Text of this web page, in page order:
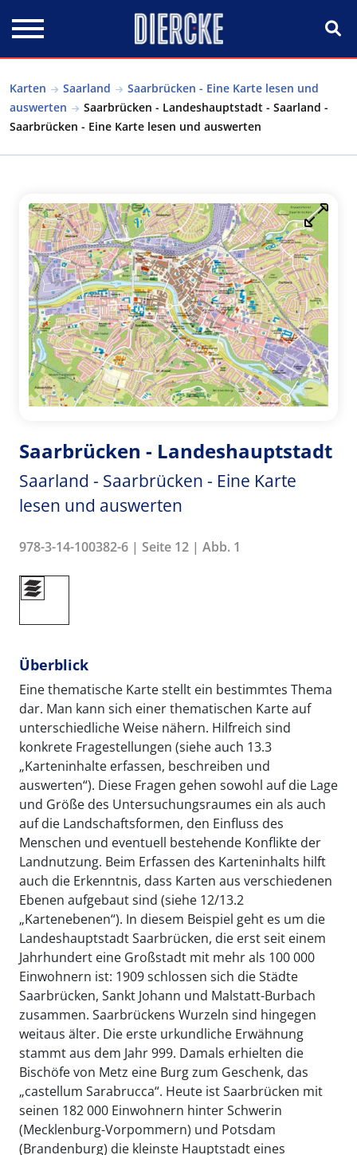
Karten Saarland
Saarbrücken - Eine Karte lesen und
auswerten
Saarbrücken - Landeshauptstadt - Saarland -
Saarbrücken - Eine Karte lesen und auswerten
Saarbrücken - Landeshauptstadt
Saarland - Saarbrücken - Eine Karte
lesen und auswerten
978-3-14-100382-6 | Seite 12 | Abb. 1
Überblick
Eine thematische Karte stellt ein bestimmtes Thema
dar. Man kann sich einer thematischen Karte auf
unterschiedliche Weise nähern. Hilfreich sind
konkrete Fragestellungen (siehe auch 13.3
„Karteninhalte erfassen, beschreiben und
auswerten“). Diese Fragen gehen sowohl auf die Lage
und Größe des Untersuchungsraumes ein als auch
auf die Landschaftsformen, den Einfluss des
Menschen und eventuell bestehende Konflikte der
Landnutzung. Beim Erfassen des Karteninhalts hilft
auch die Erkenntnis, dass Karten aus verschiedenen
Ebenen aufgebaut sind (siehe 12/13.2
„Kartenebenen“). In diesem Beispiel geht es um die
Landeshauptstadt Saarbrücken, die erst seit einem
Jahrhundert eine Großstadt mit mehr als 100 000
Einwohnern ist: 1909 schlossen sich die Städte
Saarbrücken, Sankt Johann und Malstatt-Burbach
zusammen. Saarbrückens Wurzeln sind hingegen
weitaus älter. Die erste urkundliche Erwähnung
stammt aus dem Jahr 999. Damals erhielten die
Bischöfe von Metz eine Burg zum Geschenk, das
„castellum Sarabrucca“. Heute ist Saarbrücken mit
seinen 182 000 Einwohnern hinter Schwerin
(Mecklenburg-Vorpommern) und Potsdam
(Brandenburg) die kleinste Hauptstadt eines